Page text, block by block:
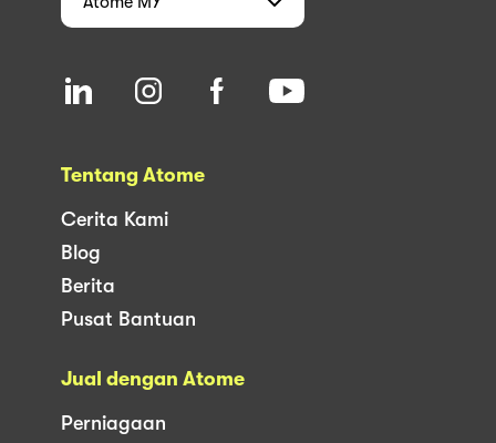
Tentang Atome
Cerita Kami
Blog
Berita
Pusat Bantuan
Jual dengan Atome
Perniagaan